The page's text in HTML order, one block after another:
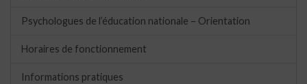
Psychologues de l’éducation nationale – Orientation
Horaires de fonctionnement
Informations pratiques